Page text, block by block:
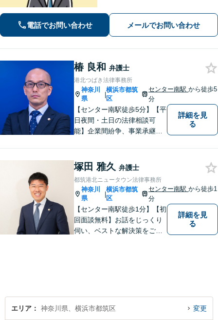
続きはもちろん、再発防止策や今後の
生活のフォローも行います。
電話でお問い合わせ メールでお問い合わせ
椿 良和 弁護士
港北つばき法律事務所
神奈川
県
|
横浜市都筑
区
センター南駅から徒歩5
分
【センター南駅徒歩5分】【平
日夜間・土日の法律相談可
能】企業間紛争、事業承継・
中傷・プライバシー・著作権
被害、いじめ、離婚・相続、
不動産に関わる紛争その他の
個人法務まで幅広い分野の対
応が可能です。
詳細を見
る
塚田 雅久 弁護士
都筑港北ニュータウン法律事務所
神奈川
県
|
横浜市都筑
区
センター南駅から徒歩1
分
【センター南駅徒歩1分】【初
回面談無料】お話をじっくり
伺い、ベストな解決策をご一
気軽にご相談頂ければと思い
ます。
詳細を見
る
エリア 神奈川県、横浜市都筑区 変更